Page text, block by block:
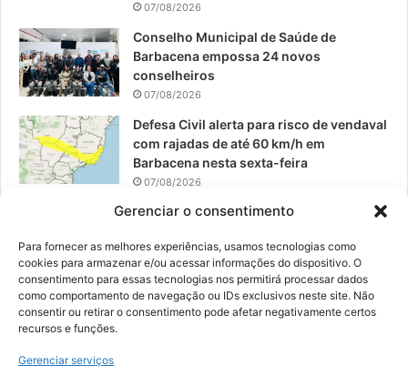
Gerenciar o consentimento
Para fornecer as melhores experiências, usamos tecnologias como
cookies para armazenar e/ou acessar informações do dispositivo. O
consentimento para essas tecnologias nos permitirá processar dados
como comportamento de navegação ou IDs exclusivos neste site. Não
consentir ou retirar o consentimento pode afetar negativamente certos
recursos e funções.
Gerenciar serviços
07/08/2026
Conselho Municipal de Saúde de
Barbacena empossa 24 novos
conselheiros
07/08/2026
Defesa Civil alerta para risco de vendaval
com rajadas de até 60 km/h em
Barbacena nesta sexta-feira
07/08/2026
EPCAR tem a melhor nota do IDEB no
06/08/2026
© 2026, Todos os direitos reservados | Desenvolvido por: